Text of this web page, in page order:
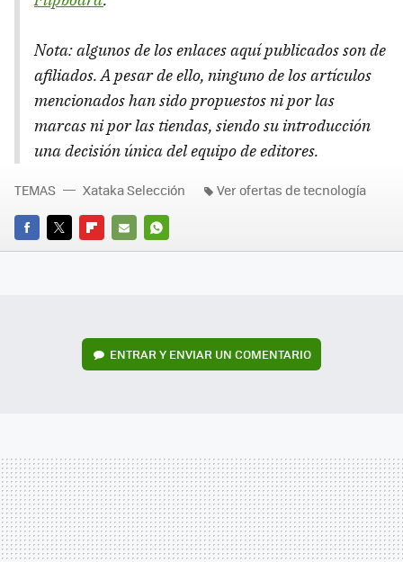
Nota: algunos de los enlaces aquí publicados son de
afiliados. A pesar de ello, ninguno de los artículos
mencionados han sido propuestos ni por las
marcas ni por las tiendas, siendo su introducción
una decisión única del equipo de editores.
FACEBOOK
TWITTERFLIPBOARD
E-
WHATSAPP
TEMAS Xataka Selección Ver ofertas de tecnología
ENTRAR Y ENVIAR UN COMENTARIO